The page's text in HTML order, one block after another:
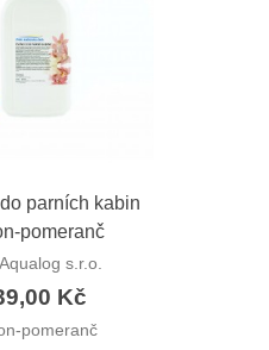
náhled
parních kabin
pomeranč
s.r.o.
Kč
pomeranč